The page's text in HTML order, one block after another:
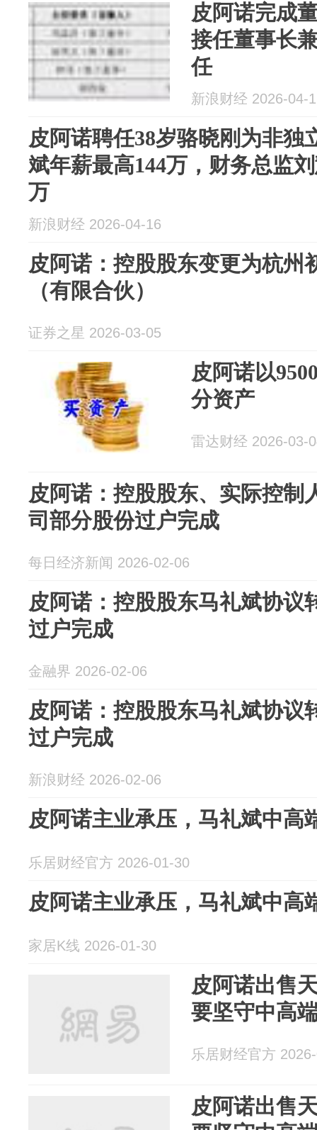
皮阿诺完成
接任董事长
任
新浪财经 2026-04-
皮阿诺聘任38岁骆晓刚为非独
斌年薪最高144万，财务总监
万
新浪财经 2026-04-16
皮阿诺：控股股东变更为杭州
（有限合伙）
证券之星 2026-03-05
皮阿诺以
分资产
雷达财经 2026-03-
皮阿诺：控股股东、实际控制
司部分股份过户完成
每日经济新闻 2026-02-06
皮阿诺：控股股东马礼斌协议
过户完成
金融界 2026-02-06
皮阿诺：控股股东马礼斌协议
过户完成
新浪财经 2026-02-06
皮阿诺主业承压，马礼斌中高
乐居财经官方 2026-01-30
皮阿诺主业承压，马礼斌中高
家居K线 2026-01-30
皮阿诺出售
要坚守中高
乐居财经官方
皮阿诺出售